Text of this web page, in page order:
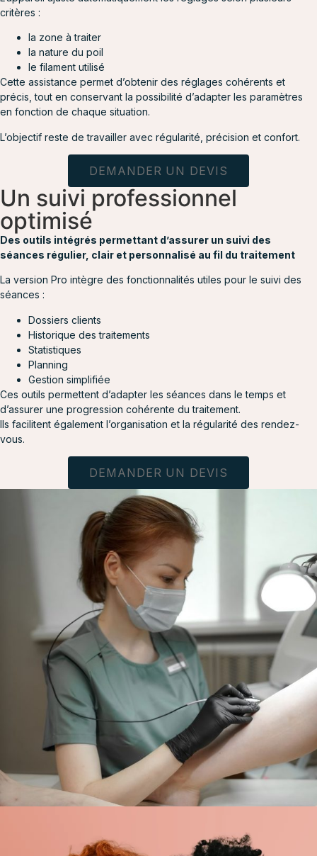
critères :
la zone à traiter
la nature du poil
le filament utilisé
Cette assistance permet d’obtenir des réglages cohérents et
précis, tout en conservant la possibilité d’adapter les paramètres
en fonction de chaque situation.
L’objectif reste de travailler avec régularité, précision et confort.
DEMANDER UN DEVIS
Un suivi professionnel
optimisé
Des outils intégrés permettant d’assurer un suivi des
séances régulier, clair et personnalisé au fil du traitement
La version Pro intègre des fonctionnalités utiles pour le suivi des
séances :
Dossiers clients
Historique des traitements
Statistiques
Planning
Gestion simplifiée
Ces outils permettent d’adapter les séances dans le temps et
d’assurer une progression cohérente du traitement.
Ils facilitent également l’organisation et la régularité des rendez-
vous.
DEMANDER UN DEVIS